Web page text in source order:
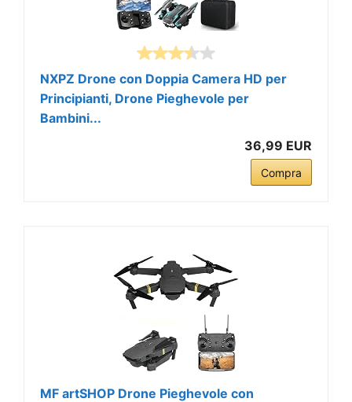
NXPZ Drone con Doppia Camera HD per
Principianti, Drone Pieghevole per
Bambini...
36,99 EUR
Compra
MF artSHOP Drone Pieghevole con